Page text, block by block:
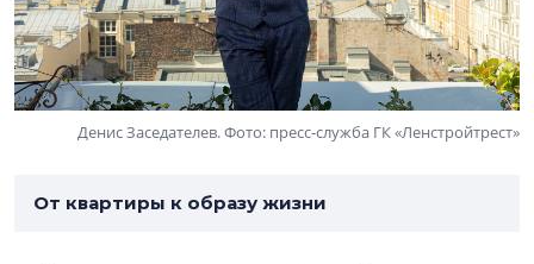
Денис Заседателев. Фото: пресс-служба ГК «Ленстройтрест»
От квартиры к образу жизни